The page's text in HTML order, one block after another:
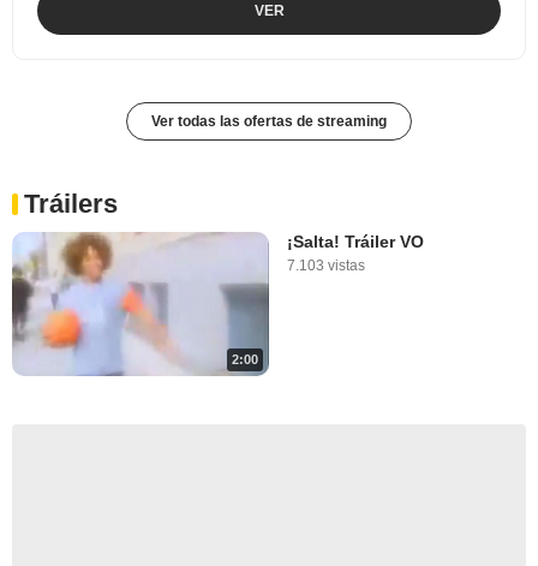
VER
Ver todas las ofertas de streaming
Tráilers
2:00
¡Salta! Tráiler VO
7.103 vistas